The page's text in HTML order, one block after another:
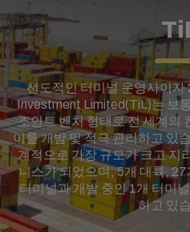
선도적인 터미널 운영사이자
Investment Limited(TiL)는 보
조인트 벤처 형태로 전 세계의
이를 개발 및 적극 관리하고 있
계적으로 가장 규모가 크고 지
니스가 되었으며, 5개 대륙,
터미널과 개발 중인 1개 터미
하고 있